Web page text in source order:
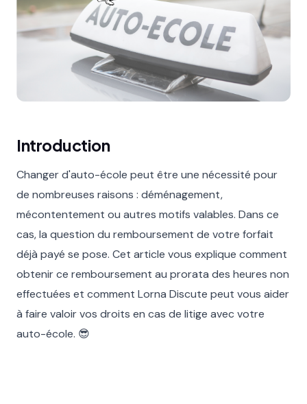
Introduction
Changer d'auto-école peut être une nécessité pour
de nombreuses raisons : déménagement,
mécontentement ou autres motifs valables. Dans ce
cas, la question du remboursement de votre forfait
déjà payé se pose. Cet article vous explique comment
obtenir ce remboursement au prorata des heures non
effectuées et comment Lorna Discute peut vous aider
à faire valoir vos droits en cas de litige avec votre
auto-école. 😎